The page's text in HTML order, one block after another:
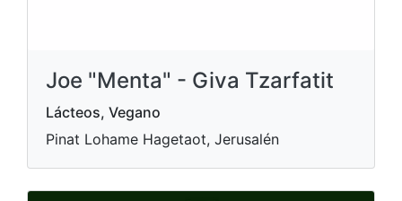
Joe "Menta" - Giva Tzarfatit
Lácteos, Vegano
Pinat Lohame Hagetaot, Jerusalén